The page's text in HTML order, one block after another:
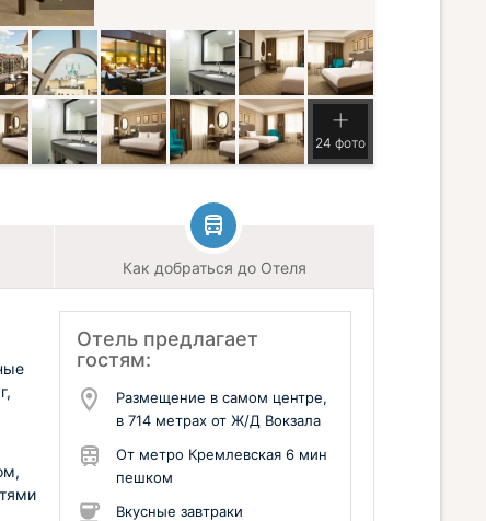
24 фото
Как добраться до Отеля
Отель предлагает
гостям:
Размещение в самом центре,
в 714 метрах от Ж/Д Вокзала
От метро Кремлевская 6 мин
пешком
Вкусные завтраки